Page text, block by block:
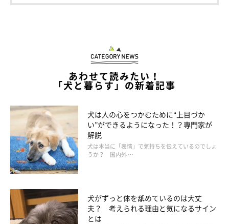
あわせて読みたい！
「犬と暮らす」の新着記事
犬は人の心をつかむために“上目づか
い”ができるようになった！？専門家が
解説
犬は本当に「表情」で気持ちを伝えているのでしょ
うか？ 国内外 …
犬がずっと体を舐めているのは大丈
夫？ 考えられる理由と気になるサイン
とは